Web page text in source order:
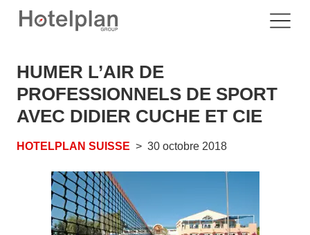
HUMER L’AIR DE
PROFESSIONNELS DE SPORT
AVEC DIDIER CUCHE ET CIE
HOTELPLAN SUISSE 30 octobre 2018